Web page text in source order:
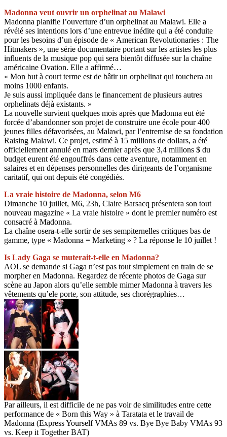
Madonna veut ouvrir un orphelinat au Malawi
Madonna planifie l’ouverture d’un orphelinat au Malawi. Elle a
révélé ses intentions lors d’une entrevue inédite qui a été conduite
pour les besoins d’un épisode de « American Revolutionaries : The
Hitmakers », une série documentaire portant sur les artistes les plus
influents de la musique pop qui sera bientôt diffusée sur la chaîne
américaine Ovation. Elle a affirmé…
« Mon but à court terme est de bâtir un orphelinat qui touchera au
moins 1000 enfants.
Je suis aussi impliquée dans le financement de plusieurs autres
orphelinats déjà existants. »
La nouvelle survient quelques mois après que Madonna eut été
forcée d’abandonner son projet de construire une école pour 400
jeunes filles défavorisées, au Malawi, par l’entremise de sa fondation
Raising Malawi. Ce projet, estimé à 15 millions de dollars, a été
officiellement annulé en mars dernier après que 3,4 millions $ du
budget eurent été engouffrés dans cette aventure, notamment en
salaires et en dépenses personnelles des dirigeants de l’organisme
caritatif, qui ont depuis été congédiés.
La vraie histoire de Madonna, selon M6
Dimanche 10 juillet, M6, 23h, Claire Barsacq présentera son tout
nouveau magazine « La vraie histoire » dont le premier numéro est
consacré à Madonna.
La chaîne osera-t-elle sortir de ses sempiternelles critiques bas de
gamme, type « Madonna = Marketing » ? La réponse le 10 juillet !
Is Lady Gaga se muterait-t-elle en Madonna?
AOL se demande si Gaga n’est pas tout simplement en train de se
morpher en Madonna. Regardez de récente photos de Gaga sur
scène au Japon alors qu’elle semble mimer Madonna à travers les
vêtements qu’ele porte, son attitude, ses chorégraphies…
Par ailleurs, il est difficile de ne pas voir de similitudes entre cette
performance de « Born this Way » à Taratata et le travail de
Madonna (Express Yourself VMAs 89 vs. Bye Bye Baby VMAs 93
vs. Keep it Together BAT)